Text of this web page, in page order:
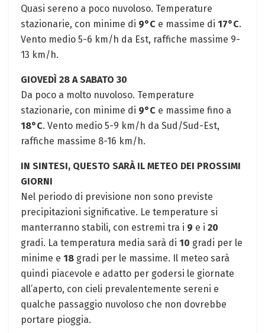
Quasi sereno a poco nuvoloso. Temperature
stazionarie, con minime di 9°C e massime di 17°C.
Vento medio 5-6 km/h da Est, raffiche massime 9-
13 km/h.
GIOVEDÌ 28 A SABATO 30
Da poco a molto nuvoloso. Temperature
stazionarie, con minime di 9°C e massime fino a
18°C. Vento medio 5-9 km/h da Sud/Sud-Est,
raffiche massime 8-16 km/h.
IN SINTESI, QUESTO SARÀ IL METEO DEI PROSSIMI
GIORNI
Nel periodo di previsione non sono previste
precipitazioni significative. Le temperature si
manterranno stabili, con estremi tra i 9 e i 20
gradi. La temperatura media sarà di 10 gradi per le
minime e 18 gradi per le massime. Il meteo sarà
quindi piacevole e adatto per godersi le giornate
all’aperto, con cieli prevalentemente sereni e
qualche passaggio nuvoloso che non dovrebbe
portare pioggia.